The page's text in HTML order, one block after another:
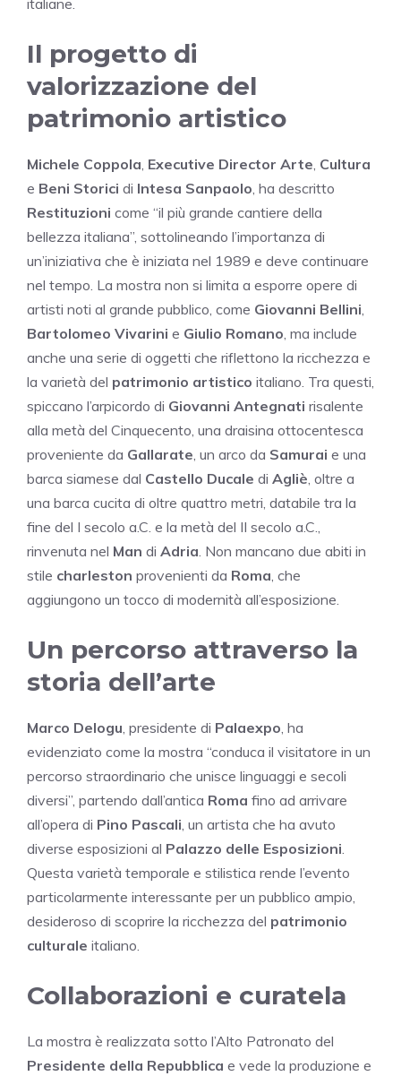
italiane.
Il progetto di
valorizzazione del
patrimonio artistico
Michele Coppola, Executive Director Arte, Cultura
e Beni Storici di Intesa Sanpaolo, ha descritto
Restituzioni come “il più grande cantiere della
bellezza italiana”, sottolineando l’importanza di
un’iniziativa che è iniziata nel 1989 e deve continuare
nel tempo. La mostra non si limita a esporre opere di
artisti noti al grande pubblico, come Giovanni Bellini,
Bartolomeo Vivarini e Giulio Romano, ma include
anche una serie di oggetti che riflettono la ricchezza e
la varietà del patrimonio artistico italiano. Tra questi,
spiccano l’arpicordo di Giovanni Antegnati risalente
alla metà del Cinquecento, una draisina ottocentesca
proveniente da Gallarate, un arco da Samurai e una
barca siamese dal Castello Ducale di Agliè, oltre a
una barca cucita di oltre quattro metri, databile tra la
fine del I secolo a.C. e la metà del II secolo a.C.,
rinvenuta nel Man di Adria. Non mancano due abiti in
stile charleston provenienti da Roma, che
aggiungono un tocco di modernità all’esposizione.
Un percorso attraverso la
storia dell’arte
Marco Delogu, presidente di Palaexpo, ha
evidenziato come la mostra “conduca il visitatore in un
percorso straordinario che unisce linguaggi e secoli
diversi”, partendo dall’antica Roma fino ad arrivare
all’opera di Pino Pascali, un artista che ha avuto
diverse esposizioni al Palazzo delle Esposizioni.
Questa varietà temporale e stilistica rende l’evento
particolarmente interessante per un pubblico ampio,
desideroso di scoprire la ricchezza del patrimonio
culturale italiano.
Collaborazioni e curatela
La mostra è realizzata sotto l’Alto Patronato del
Presidente della Repubblica e vede la produzione e